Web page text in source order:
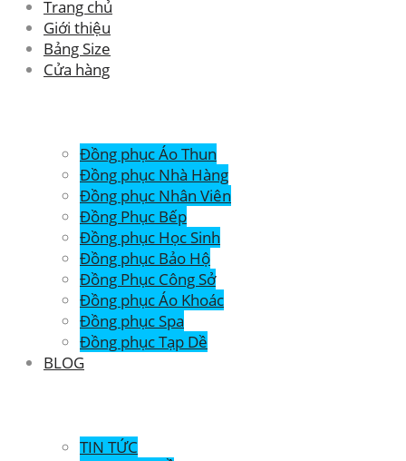
Trang chủ
Giới thiệu
Bảng Size
Cửa hàng
Đồng phục Áo Thun
Đồng phục Nhà Hàng
Đồng phục Nhân Viên
Đồng Phục Bếp
Đồng phục Học Sinh
Đồng phục Bảo Hộ
Đồng Phục Công Sở
Đồng phục Áo Khoác
Đồng phục Spa
Đồng phục Tạp Dề
BLOG
TIN TỨC